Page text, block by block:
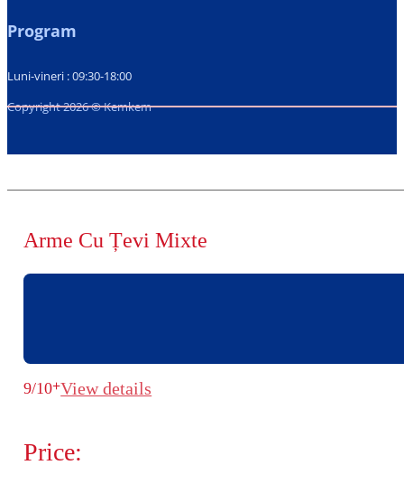
Program
Luni-vineri : 09:30-18:00
Copyright 2026 © Kemkem
Arme Cu Țevi Mixte
9/10+View details
Price: